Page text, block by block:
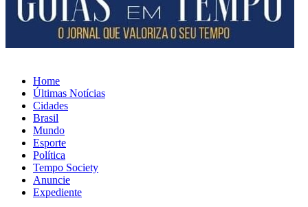
Home
Últimas Notícias
Cidades
Brasil
Mundo
Esporte
Política
Tempo Society
Anuncie
Expediente